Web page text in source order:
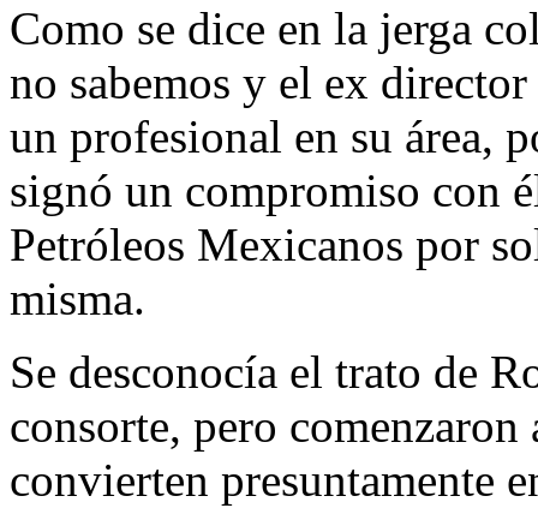
Como se dice en la jerga
no sabemos y el ex
un profesional en su área,
signó un compromiso con
Petróleos Mexicanos por
misma.
Se desconocía el trato de
consorte, pero
convierten presuntamente